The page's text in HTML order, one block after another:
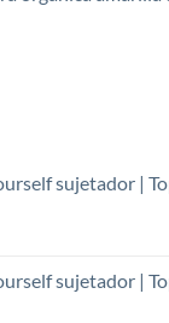
sujetador |
sujetador |